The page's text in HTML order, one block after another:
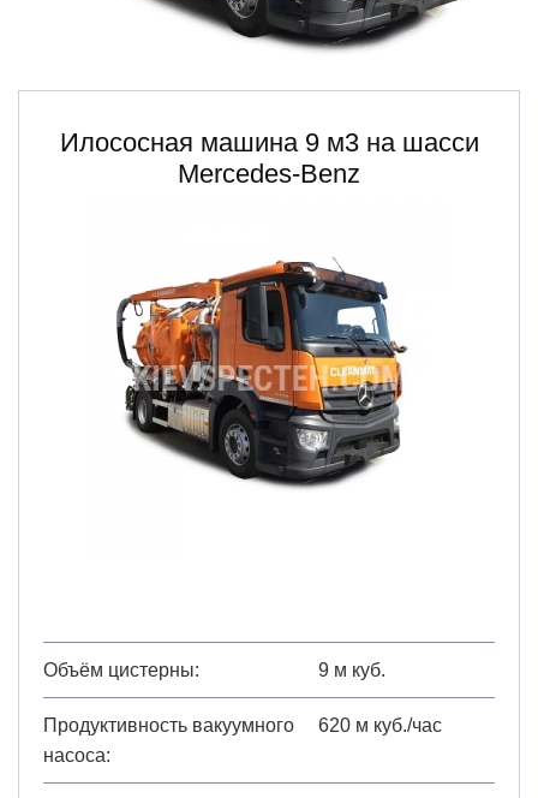
Илососная машина 9 м3 на шасси
Mercedes-Benz
Объём цистерны 9 м куб.
Продуктивность вакуумного
насоса
620 м куб./час